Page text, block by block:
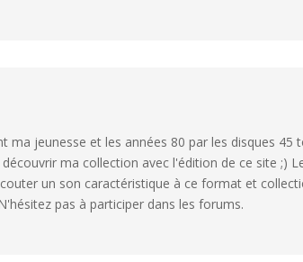
ma jeunesse et les années 80 par les disques 45
ma collection avec l'édition de ce site ;)
un son caractéristique à ce format et
pas à participer dans les forums.